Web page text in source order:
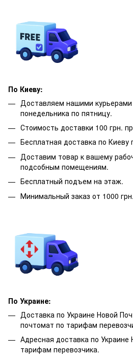
По Киеву:
Доставляем нашими курьерами
понедельника по пятницу.
Стоимость доставки 100 грн.
Бесплатная доставка по Киеву
Доставим товар к вашему
подсобным помещениям.
Бесплатный подъем на этаж.
Минимальный заказ от 1000 грн.
По Украине:
Доставка по Украине Новой
почтомат по тарифам
Адресная доставка по Украине
тарифам перевозчика.